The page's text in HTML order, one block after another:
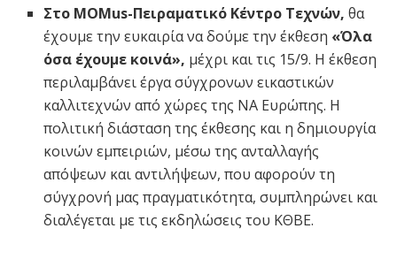
Στο MOMus-Πειραματικό Κέντρο Τεχνών,θα
έχουμε την ευκαιρία να δούμε την έκθεση «Όλα
όσα έχουμε κοινά», μέχρι και τις 15/9. Η έκθεση
περιλαμβάνει έργα σύγχρονων εικαστικών
καλλιτεχνών από χώρες της ΝΑ Ευρώπης. Η
πολιτική διάσταση της έκθεσης και η δημιουργία
κοινών εμπειριών, μέσω της ανταλλαγής
απόψεων και αντιλήψεων, που αφορούν τη
σύγχρονή μας πραγματικότητα, συμπληρώνει και
διαλέγεται με τις εκδηλώσεις του ΚΘΒΕ.